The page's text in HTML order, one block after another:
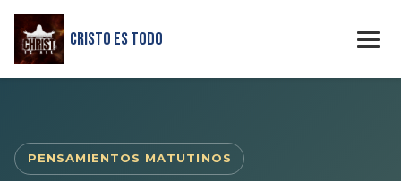
Cristo Es Todo
PENSAMIENTOS MATUTINOS